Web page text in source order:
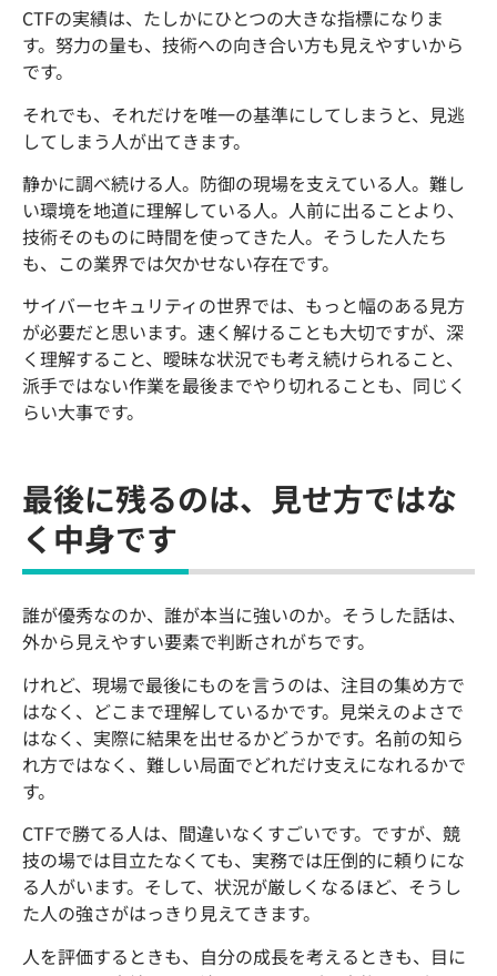
CTFの実績は、たしかにひとつの大きな指標になりま
す。努力の量も、技術への向き合い方も見えやすいから
です。
それでも、それだけを唯一の基準にしてしまうと、見逃
してしまう人が出てきます。
静かに調べ続ける人。防御の現場を支えている人。難し
い環境を地道に理解している人。人前に出ることより、
技術そのものに時間を使ってきた人。そうした人たち
も、この業界では欠かせない存在です。
サイバーセキュリティの世界では、もっと幅のある見方
が必要だと思います。速く解けることも大切ですが、深
く理解すること、曖昧な状況でも考え続けられること、
派手ではない作業を最後までやり切れることも、同じく
らい大事です。
最後に残るのは、見せ方ではな
く中身です
誰が優秀なのか、誰が本当に強いのか。そうした話は、
外から見えやすい要素で判断されがちです。
けれど、現場で最後にものを言うのは、注目の集め方で
はなく、どこまで理解しているかです。見栄えのよさで
はなく、実際に結果を出せるかどうかです。名前の知ら
れ方ではなく、難しい局面でどれだけ支えになれるかで
す。
CTFで勝てる人は、間違いなくすごいです。ですが、競
技の場では目立たなくても、実務では圧倒的に頼りにな
る人がいます。そして、状況が厳しくなるほど、そうし
た人の強さがはっきり見えてきます。
人を評価するときも、自分の成長を考えるときも、目に